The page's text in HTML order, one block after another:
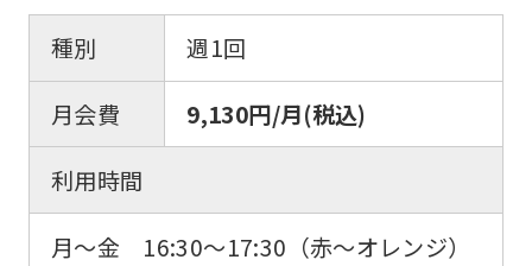
種別
週1回
月会費
9,130円/月(税込)
利用時間
月～金 16:30～17:30（赤～オレンジ）